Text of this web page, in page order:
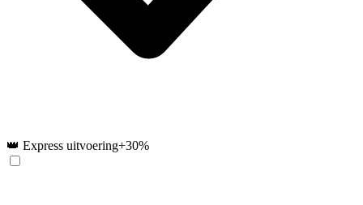
👑 Express uitvoering+30%